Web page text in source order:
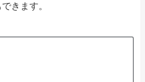
きます。